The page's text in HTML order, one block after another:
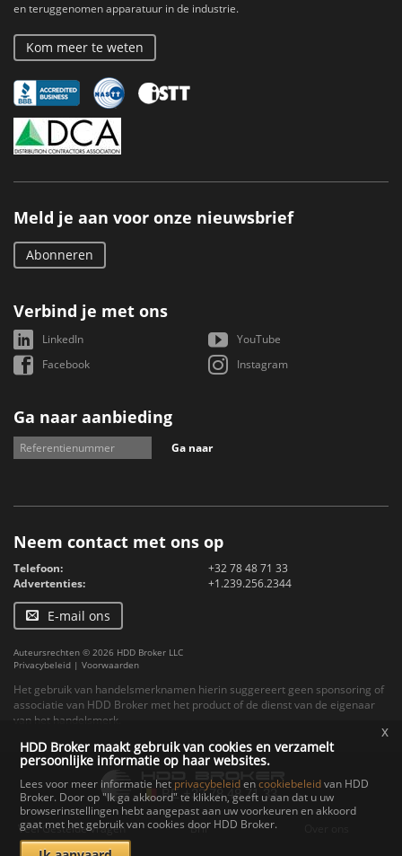
en teruggenomen apparatuur in de industrie.
Kom meer te weten
Meld je aan voor onze nieuwsbrief
Abonneren
Verbind je met ons
LinkedIn
YouTube
Facebook
Instagram
Ga naar aanbieding
Ga naar
Neem contact met ons op
Telefoon:
+32 78 48 71 33
Advertenties:
+1.239.256.2344
E-mail ons
Auteursrechten © 2026 HDD Broker LLC
Privacybeleid | Voorwaarden
Het gebruik van handelsmerknamen hierin suggereert geen sponsoring of
associatie van HDD Broker met het product of de dienst van de eigenaar
van het handelsmerk.
Veel Gestelde Vragen Bril
HDD Broker maakt gebruik van cookies en verzamelt
persoonlijke informatie op haar websites.
Lees voor meer informatie het privacybeleidencookiebeleidvan HDD
Broker. Door op "Ik ga akkoord" te klikken, geeft u aan dat u uw
browserinstellingen hebt aangepast aan uw voorkeuren en akkoord
gaat met het gebruik van cookies door HDD Broker.
x